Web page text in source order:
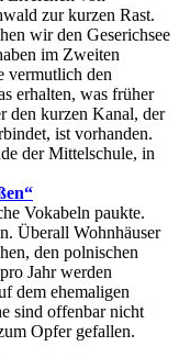
zur kurzen Rast.
wir den Geserichsee
im Zweiten
vermutlich den
erhalten, was früher
den kurzen Kanal, der
ist vorhanden.
der Mittelschule, in
Vokabeln paukte.
Überall Wohnhäuser
den polnischen
Jahr werden
dem ehemaligen
sind offenbar nicht
Opfer gefallen.